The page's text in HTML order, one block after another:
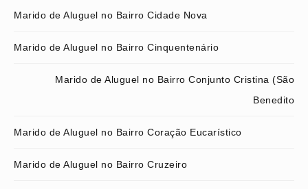
Marido de Aluguel no Bairro Cidade Nova
Marido de Aluguel no Bairro Cinquentenário
Marido de Aluguel no Bairro Conjunto Cristina (São
Benedito
Marido de Aluguel no Bairro Coração Eucarístico
Marido de Aluguel no Bairro Cruzeiro